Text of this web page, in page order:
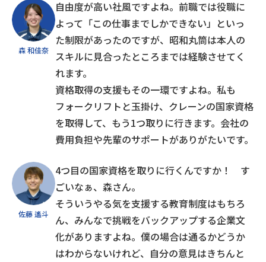
森 和佳奈
自由度が高い社風ですよね。前職では役職に
よって「この仕事までしかできない」といっ
た制限があったのですが、昭和丸筒は本人の
スキルに見合ったところまでは経験させてく
れます。
資格取得の支援もその一環ですよね。私も
フォークリフトと玉掛け、クレーンの国家資格
を取得して、もう1つ取りに行きます。会社の
費用負担や先輩のサポートがありがたいです。
佐藤 遙斗
4つ目の国家資格を取りに行くんですか！ す
ごいなぁ、森さん。
そういうやる気を支援する教育制度はもちろ
ん、みんなで挑戦をバックアップする企業文
化がありますよね。僕の場合は通るかどうか
はわからないけれど、自分の意見はきちんと